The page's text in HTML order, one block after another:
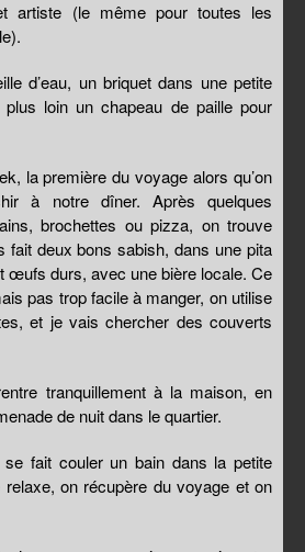
artiste (le même pour toutes les
d’eau, un briquet dans une petite
loin un chapeau de paille pour
la première du voyage alors qu’on
à notre dîner. Après quelques
brochettes ou pizza, on trouve
fait deux bons sabish, dans une pita
œufs durs, avec une bière locale. Ce
pas trop facile à manger, on utilise
et je vais chercher des couverts
tranquillement à la maison, en
de nuit dans le quartier.
fait couler un bain dans la petite
on récupère du voyage et on